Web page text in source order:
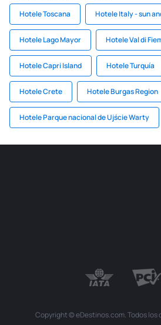
Hotele Toscana Hotele Italy - sun
Hotele Lago Mayor Hotele Val di
Hotele Capri Island Hotele Turquía
Hotele Crete Hotele Burgas Region
Hotele Parque nacional de Ujście Warty
Copyright © eDestinos.com. Todos los